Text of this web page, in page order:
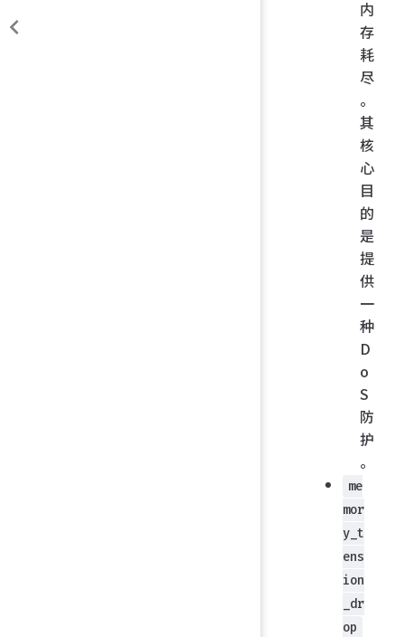
内
存
耗
尽
。
其
核
心
目
的
是
提
供
一
种
D
o
S
防
护
。
me
mor
y_t
ens
ion
_dr
op